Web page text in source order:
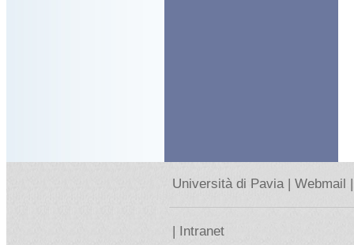
Università di Pavia | Webmail |
| Intranet